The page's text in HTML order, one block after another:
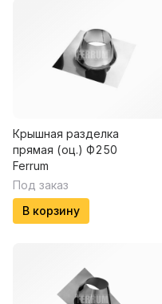
Крышная разделка
прямая (оц.) Ф250
Ferrum
Под заказ
В корзину